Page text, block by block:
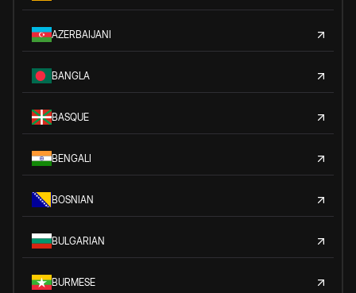
AZERBAIJANI
BANGLA
BASQUE
BENGALI
BOSNIAN
BULGARIAN
BURMESE